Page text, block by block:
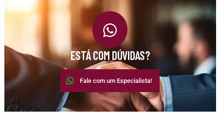
ESTÁ COM DÚVIDAS?
Fale com um Especialista!